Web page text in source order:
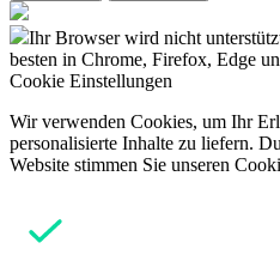
Ihr Browser wird nicht
besten in Chrome, Firefox, Edge
Cookie Einstellungen
Wir verwenden Cookies, um Ihr
personalisierte Inhalte zu liefern.
Website stimmen Sie unseren